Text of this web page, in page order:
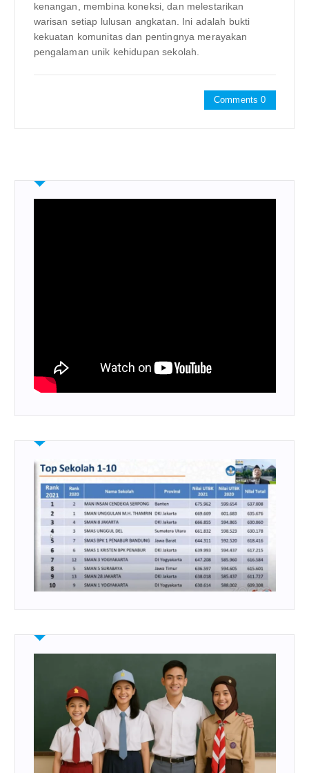
kenangan, membina koneksi, dan melestarikan
warisan setiap lulusan angkatan. Ini adalah bukti
kekuatan komunitas dan pentingnya merayakan
pengalaman unik kehidupan sekolah.
Comments 0